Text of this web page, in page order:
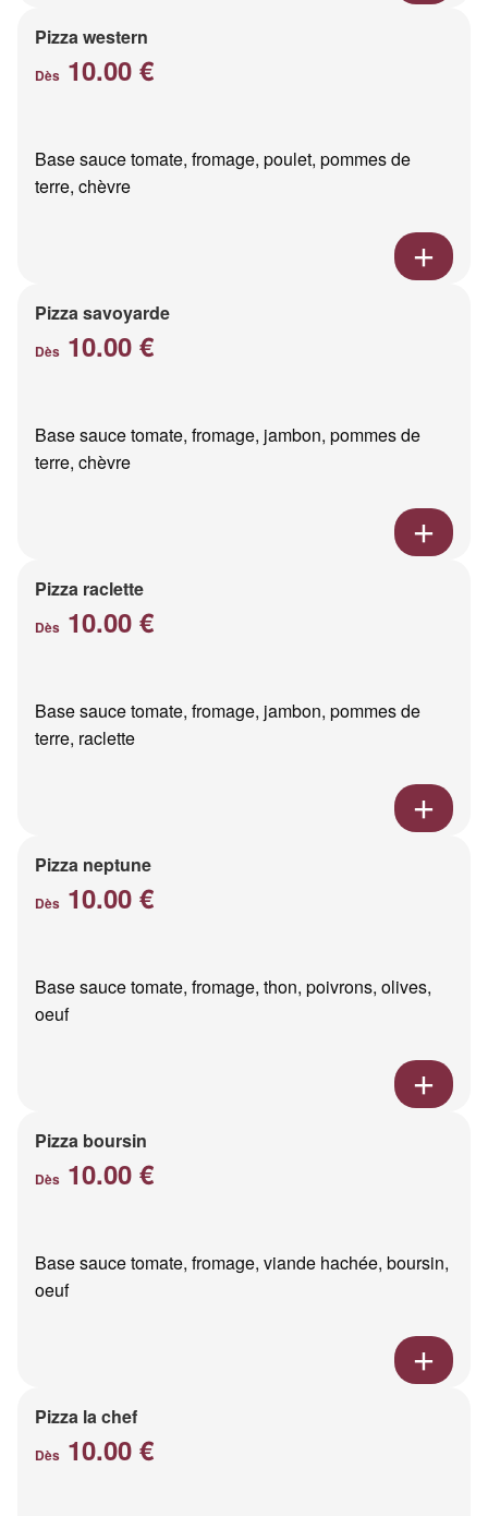
Pizza western
Dès 10.00 €
Base sauce tomate, fromage, poulet, pommes de
terre, chèvre
Pizza savoyarde
Dès 10.00 €
Base sauce tomate, fromage, jambon, pommes de
terre, chèvre
Pizza raclette
Dès 10.00 €
Base sauce tomate, fromage, jambon, pommes de
terre, raclette
Pizza neptune
Dès 10.00 €
Base sauce tomate, fromage, thon, poivrons, olives,
oeuf
Pizza boursin
Dès 10.00 €
Base sauce tomate, fromage, viande hachée, boursin,
oeuf
Pizza la chef
Dès 10.00 €